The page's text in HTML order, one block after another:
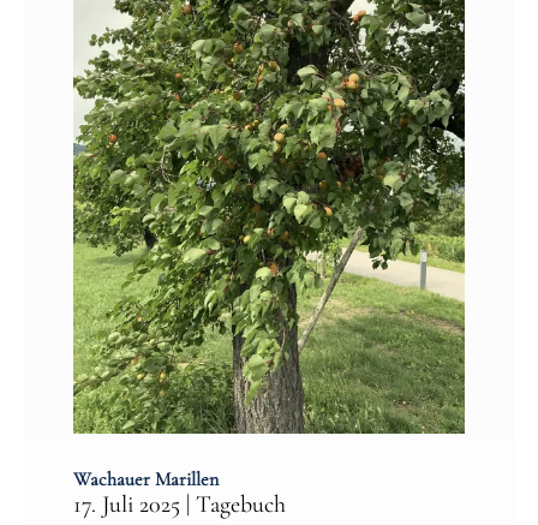
Wachauer Marillen
17. Juli 2025 | Tagebuch